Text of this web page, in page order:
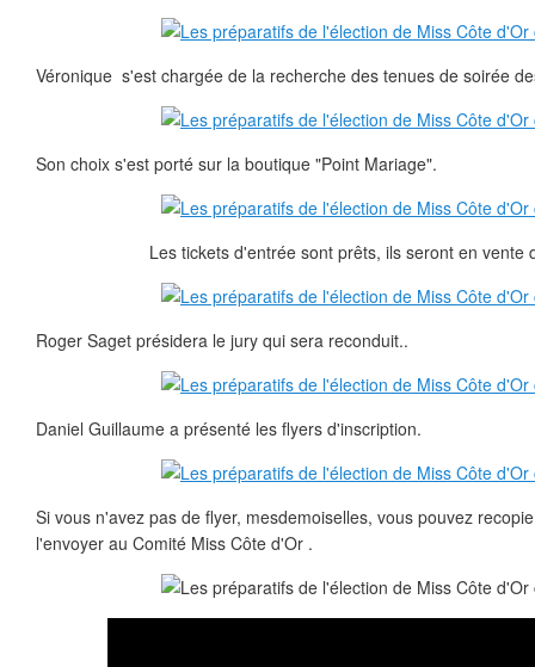
Véronique s'est chargée de la recherche des tenues de soirée
Son choix s'est porté sur la boutique "Point Mariage".
Les tickets d'entrée sont prêts, ils seront en vente
Roger Saget présidera le jury qui sera reconduit..
Daniel Guillaume a présenté les flyers d'inscription.
Si vous n'avez pas de flyer, mesdemoiselles, vous pouvez
l'envoyer au Comité Miss Côte d'Or .